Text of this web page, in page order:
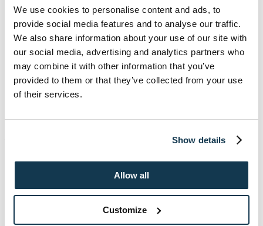
We use cookies to personalise content and ads, to
provide social media features and to analyse our traffic.
We also share information about your use of our site with
our social media, advertising and analytics partners who
may combine it with other information that you’ve
provided to them or that they’ve collected from your use
of their services.
Show details
Allow all
Customize
kombinera våra riskbedömningar med Fastighetsloggens
plattform kan vi erbjuda våra kunder en ännu bättre
service och säkerhet i deras hyresavtal."
Integrationen med Ebies riskbedömningar av
kommersiella hyresgäster är ett stort steg mot att kunna
erbjuda våra kunder en 360-graders översikt av sitt
bestånd och potentiella investeringar,"
våra kunder tillgång till extremt relevant riskanalys som
förstärker värdet vi erbjuder våra kunder.”
Kontaktuppgifter
Edvin Lindhout, VD Ebie
E-post: edvin@ebie.se
Telefon: +46 76 052 9634